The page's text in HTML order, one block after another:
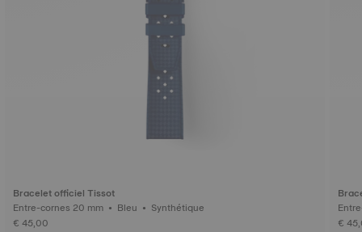
Bracelet officiel Tissot
Entre-cornes 20 mm • Bleu • Synthétique
€ 45,00
€